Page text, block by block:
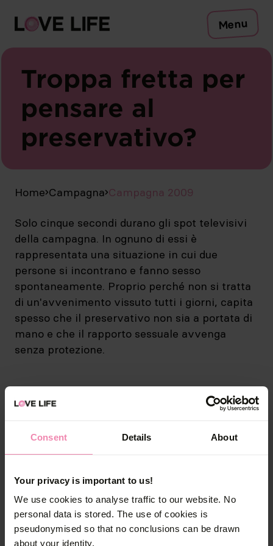
Consent Details About
Your privacy is important to us!
We use cookies to analyse traffic to our website. No
personal data is stored. The use of cookies is
pseudonymised so that no conclusions can be drawn
about your identity.
Menu
Protezione
Test
Infezioni sessualmente trasmissibili
Sintomi
Consulenza
Safer sex check
Troppa fretta per
pensare al
preservativo?
Home Campagna Campagna 2009
Solo cinque secondi durano gli spot televisivi
della campagna. In ognuno di essi è
rappresentata una situazione in cui due
persone si incontrano e fanno sesso
spontaneamente. Proprio perché non si tratta
di un'avvenimento vissuto tutti i giorni, capita
spesso che il preservativo non sia a portata di
mano e che il rapporto sessuale avvenga
senza protezione.
Immagini della campagna
1/2
2/2
Video della campagna